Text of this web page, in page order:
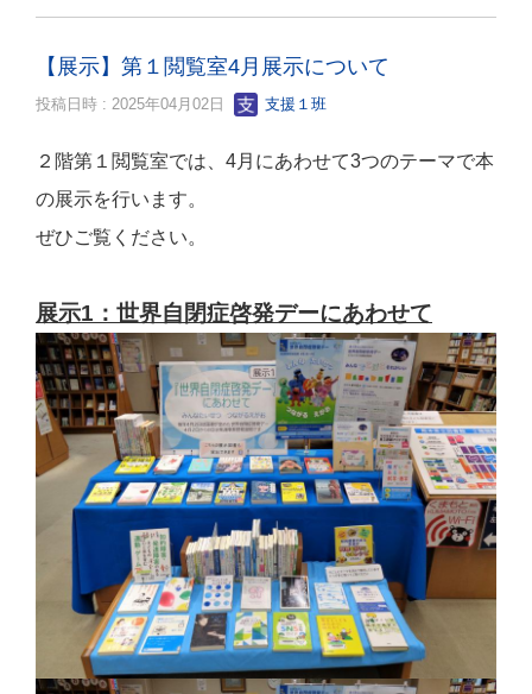
【展示】第１閲覧室4月展示について
投稿日時 : 2025年04月02日 支援１班
２階第１閲覧室では、4月にあわせて3つのテーマで本
の展示を行います。
ぜひご覧ください。
展示1：世界自閉症啓発デーにあわせて